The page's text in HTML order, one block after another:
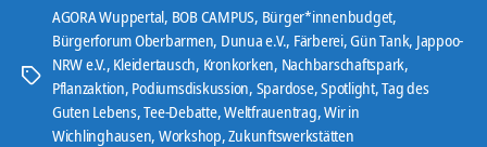
P
Schlagwörter
AGORA Wuppertal, BOB CAMPUS, Bürger*innenbudget,
Bürgerforum Oberbarmen, Dunua e.V., Färberei,Gün Tank, Jappoo-
NRW e.V., Kleidertausch, Kronkorken, Nachbarschaftspark,
Pflanzaktion, Podiumsdiskussion, Spardose,Spotlight,Tag des
Guten Lebens,Tee-Debatte,Weltfrauentrag,Wir in
Wichlinghausen, Workshop,Zukunftswerkstätten